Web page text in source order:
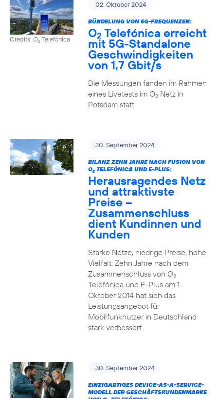
Credits: O2Telefónica
02. Oktober 2024
BÜNDELUNG VON 5G-FREQUENZEN:
O2 Telefónica erreicht
mit 5G-Standalone
Geschwindigkeiten
von 1,7 Gbit/s
Die Messungen fanden im Rahmen
eines Livetests im O2Netz in
Potsdam statt.
30. September 2024
BILANZ ZEHN JAHRE NACH FUSION VON
O2TELEFÓNICA UND E-PLUS:
Herausragendes Netz
und attraktivste
Preise –
Zusammenschluss
dient Kundinnen und
Kunden
Starke Netze, niedrige Preise, hohe
Vielfalt: Zehn Jahre nach dem
Zusammenschluss von O2
Telefónica und E-Plus am 1.
Oktober 2014 hat sich das
Leistungsangebot für
Mobilfunknutzer in Deutschland
stark verbessert.
30. September 2024
EINZIGARTIGES DEVICE-AS-A-SERVICE-
MODELL DER GESCHÄFTSKUNDENMARKE